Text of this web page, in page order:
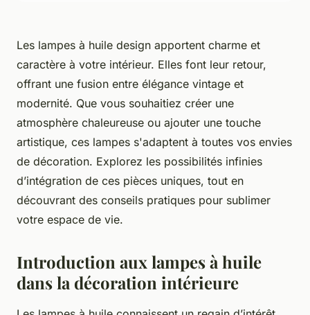
Les lampes à huile design apportent charme et
caractère à votre intérieur. Elles font leur retour,
offrant une fusion entre élégance vintage et
modernité. Que vous souhaitiez créer une
atmosphère chaleureuse ou ajouter une touche
artistique, ces lampes s'adaptent à toutes vos envies
de décoration. Explorez les possibilités infinies
d’intégration de ces pièces uniques, tout en
découvrant des conseils pratiques pour sublimer
votre espace de vie.
Introduction aux lampes à huile
dans la décoration intérieure